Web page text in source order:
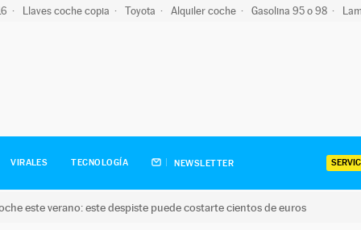
Llaves coche copia Toyota Alquiler coche Gasolina 95 o 98
VIRALES TECNOLOGÍA NEWSLETTER
este verano: este despiste puede costarte cientos de euros